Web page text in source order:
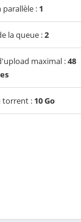
: 1
la queue :2
maximal :48
torrent : 10 Go